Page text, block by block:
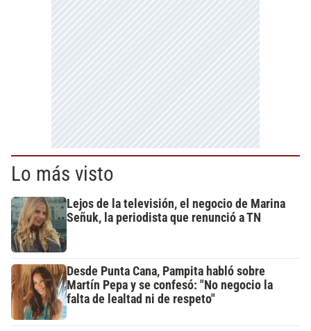
Lo más visto
Lejos de la televisión, el negocio de Marina
Señuk, la periodista que renunció a TN
Desde Punta Cana, Pampita habló sobre
Martín Pepa y se confesó: "No negocio la
falta de lealtad ni de respeto"